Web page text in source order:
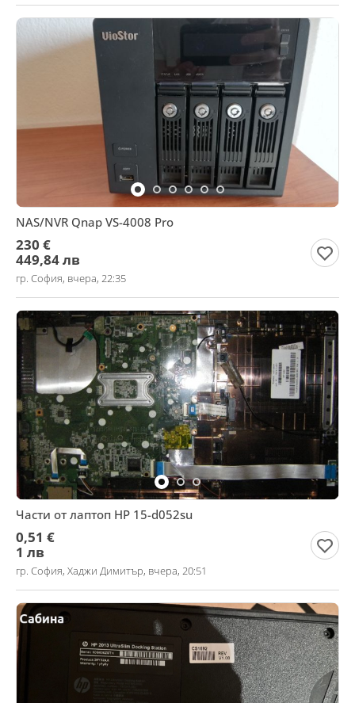
NAS/NVR Qnap VS-4008 Pro
230 €
449,84 лв
гр. София, вчера, 22:35
Части от лаптоп HP 15-d052su
0,51 €
1 лв
гр. София, Хаджи Димитър, вчера, 20:51